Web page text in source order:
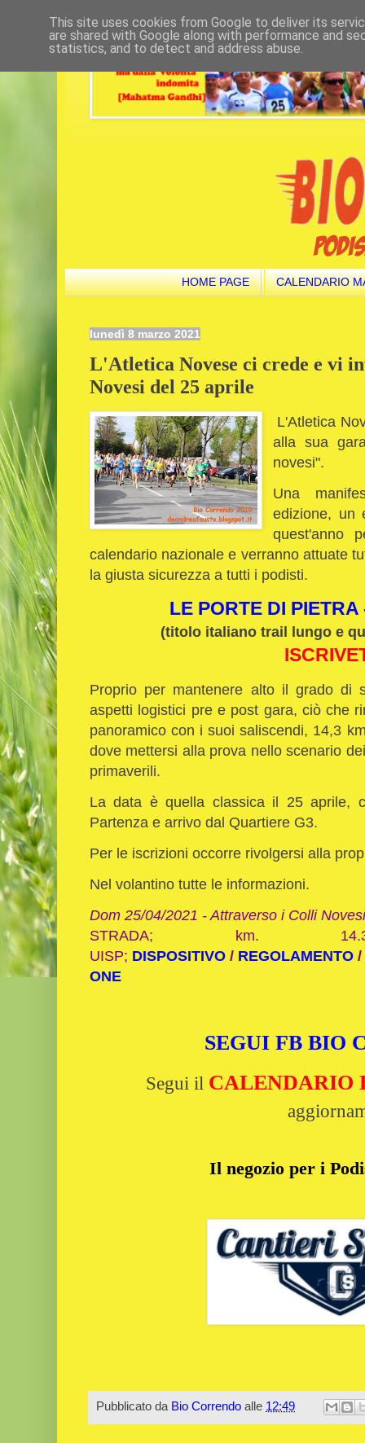
HOME PAGE CALENDARIO
lunedì 8 marzo 2021
L'Atletica Novese ci crede e vi
Novesi del 25 aprile
L'Atletica
alla sua
novesi".
Una
edizione, un
quest'anno
calendario nazionale e verranno attuate
la giusta sicurezza a tutti i podisti.
LE PORTE DI
(titolo italiano trail lungo e
Proprio per mantenere alto il grado di
aspetti logistici pre e post gara, ciò che
panoramico con i suoi saliscendi, 14,3
dove mettersi alla prova nello scenario
primaverili.
La data è quella classica il 25 aprile,
Partenza e arrivo dal Quartiere G3.
Per le iscrizioni occorre rivolgersi alla
Nel volantino tutte le informazioni.
Dom 25/04/2021 - Attraverso i Colli
STRADA; km.
UISP; DISPOSITIVO / REGOLAMENTO /
ONE
SEGUI FB BIO
Segui il CALENDARIO
Il negozio per i
Pubblicato da Bio Correndo alle 12:49
This site uses cookies from Google to deliver its
are shared with Google along with performance and
statistics, and to detect and address abuse.